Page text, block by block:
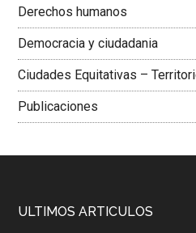
Derechos humanos
Democracia y ciudadania
Ciudades Equitativas –
Publicaciones
ULTIMOS ARTICULOS